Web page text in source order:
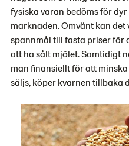
fysiska varan bedöms för
marknaden. Omvänt kan
spannmål till fasta priser för
att ha sålt mjölet. Samtidigt
man finansiellt för att
säljs, köper kvarnen tillbaka